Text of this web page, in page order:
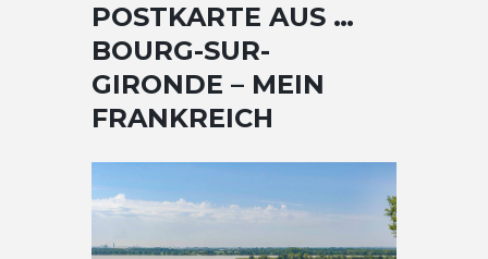
POSTKARTE AUS …
BOURG-SUR-
GIRONDE – MEIN
FRANKREICH